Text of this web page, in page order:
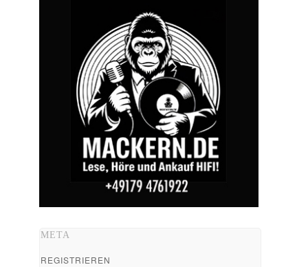
META
REGISTRIEREN